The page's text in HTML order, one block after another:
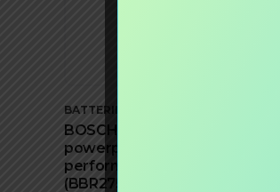
BATTERIE EBIKE
BOSCH Batteria al portapacchi
powerpack 500 wh
performance nero antracite
(BBR275) 0275007532